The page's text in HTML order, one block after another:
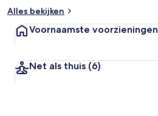
Alles bekijken
Voornaamste voorzieningen
Net als thuis (6)